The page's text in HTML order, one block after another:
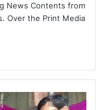
News Contents from
Over the Print Media